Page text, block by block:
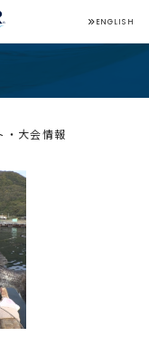
ENGLISH
・大会情報